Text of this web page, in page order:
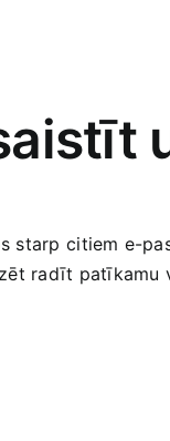
starp ⁣citiem e-
radīt patīkamu